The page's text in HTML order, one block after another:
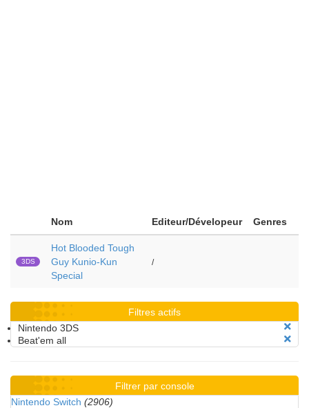
Nom Editeur/Dévelopeur Genres
3DS
Hot Blooded Tough
Guy Kunio-Kun
Special
/
Filtres actifs
Nintendo 3DS
Beat'em all
Filtrer par console
Nintendo Switch (2906)